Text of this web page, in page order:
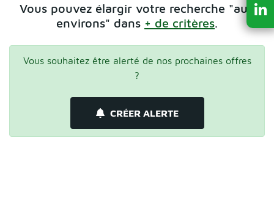
Vous pouvez élargir votre recherche "aux
environs" dans + de critères.
Vous souhaitez être alerté de nos prochaines offres
?
CRÉER ALERTE